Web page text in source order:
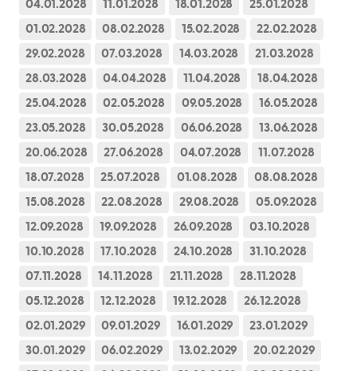
04.01.2028 11.01.2028 18.01.2028 25.01.2028
01.02.2028 08.02.2028 15.02.2028 22.02.2028
29.02.2028 07.03.2028 14.03.2028 21.03.2028
28.03.2028 04.04.2028 11.04.2028 18.04.2028
25.04.2028 02.05.2028 09.05.2028 16.05.2028
23.05.2028 30.05.2028 06.06.2028 13.06.2028
20.06.2028 27.06.2028 04.07.2028 11.07.2028
18.07.2028 25.07.2028 01.08.2028 08.08.2028
15.08.2028 22.08.2028 29.08.2028 05.09.2028
12.09.2028 19.09.2028 26.09.2028 03.10.2028
10.10.2028 17.10.2028 24.10.2028 31.10.2028
07.11.2028 14.11.2028 21.11.2028 28.11.2028
05.12.2028 12.12.2028 19.12.2028 26.12.2028
02.01.2029 09.01.2029 16.01.2029 23.01.2029
30.01.2029 06.02.2029 13.02.2029 20.02.2029